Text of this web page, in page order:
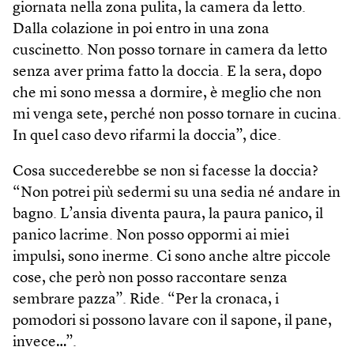
giornata nella zona pulita, la camera da letto.
Dalla colazione in poi entro in una zona
cuscinetto. Non posso tornare in camera da letto
senza aver prima fatto la doccia. E la sera, dopo
che mi sono messa a dormire, è meglio che non
mi venga sete, perché non posso tornare in cucina.
In quel caso devo rifarmi la doccia”, dice.
Cosa succederebbe se non si facesse la doccia?
“Non potrei più sedermi su una sedia né andare in
bagno. L’ansia diventa paura, la paura panico, il
panico lacrime. Non posso oppormi ai miei
impulsi, sono inerme. Ci sono anche altre piccole
cose, che però non posso raccontare senza
sembrare pazza”. Ride. “Per la cronaca, i
pomodori si possono lavare con il sapone, il pane,
invece…”.